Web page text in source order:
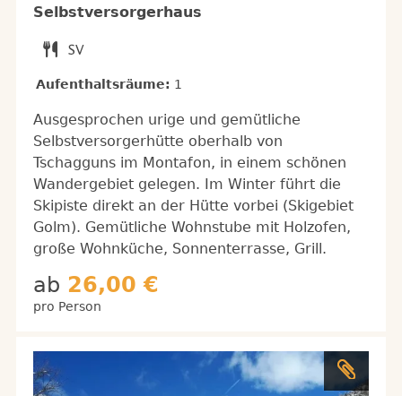
Selbstversorgerhaus
Aufenthaltsräume: 1
Ausgesprochen urige und gemütliche
Selbstversorgerhütte oberhalb von
Tschagguns im Montafon, in einem schönen
Wandergebiet gelegen. Im Winter führt die
Skipiste direkt an der Hütte vorbei (Skigebiet
Golm). Gemütliche Wohnstube mit Holzofen,
große Wohnküche, Sonnenterrasse, Grill.
ab 26,00 €
pro Person